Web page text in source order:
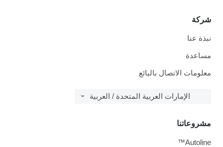
شركة
نبذة عنا
مساعدة
معلومات الاتصال بالبائع
الإمارات العربية المتحدة / العربية
مشروعاتنا
Autoline™